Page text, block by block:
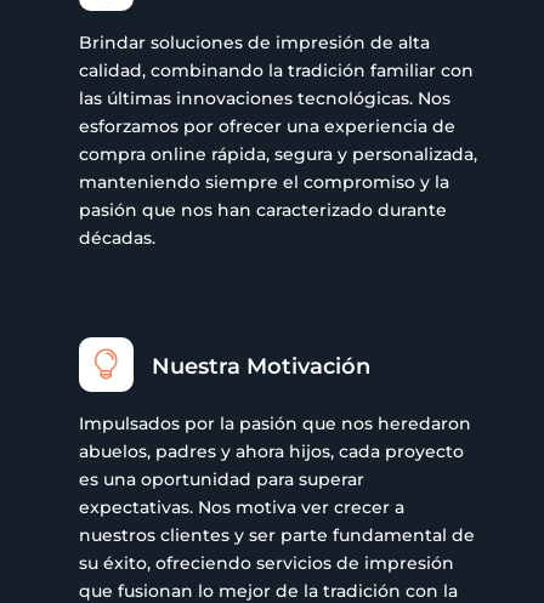
Brindar soluciones de impresión de alta
calidad, combinando la tradición familiar con
las últimas innovaciones tecnológicas. Nos
esforzamos por ofrecer una experiencia de
compra online rápida, segura y personalizada,
manteniendo siempre el compromiso y la
pasión que nos han caracterizado durante
décadas.
 Nuestra Motivación
Impulsados por la pasión que nos heredaron
abuelos, padres y ahora hijos, cada proyecto
es una oportunidad para superar
expectativas. Nos motiva ver crecer a
nuestros clientes y ser parte fundamental de
su éxito, ofreciendo servicios de impresión
que fusionan lo mejor de la tradición con la